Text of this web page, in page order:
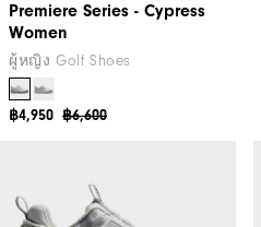
Premiere Series - Cypress
Women
ผู้หญิง Golf Shoes
฿6,600
฿4,950